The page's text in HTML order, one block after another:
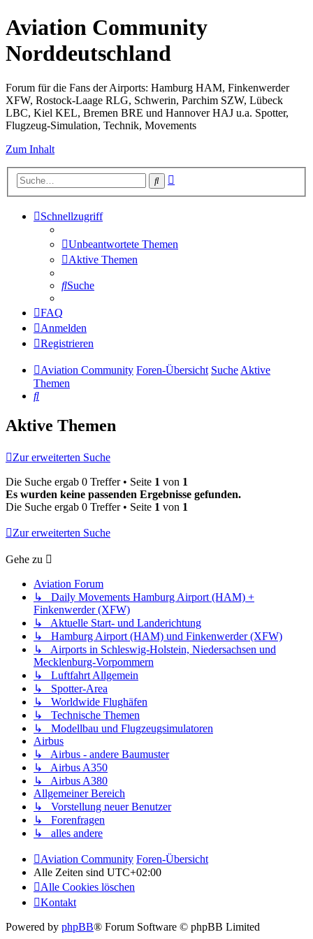
Aviation Community
Norddeutschland
Forum für die Fans der Airports: Hamburg HAM, Finkenwerder
XFW, Rostock-Laage RLG, Schwerin, Parchim SZW, Lübeck
LBC, Kiel KEL, Bremen BRE und Hannover HAJ u.a. Spotter,
Flugzeug-Simulation, Technik, Movements
Zum Inhalt
Suche
Schnellzugriff
Unbeantwortete Themen
Aktive Themen
Suche
FAQ
Anmelden
Registrieren
Aviation Community Foren-Übersicht SucheAktive
Themen
Suche
Aktive Themen
Zur erweiterten Suche
Die Suche ergab 0 Treffer • Seite 1 von 1
Es wurden keine passenden Ergebnisse gefunden.
Die Suche ergab 0 Treffer • Seite 1 von 1
Zur erweiterten Suche
Gehe zu
Aviation Forum
↳ Daily Movements Hamburg Airport (HAM) +
Finkenwerder (XFW)
↳ Aktuelle Start- und Landerichtung
↳ Hamburg Airport (HAM) und Finkenwerder (XFW)
↳ Airports in Schleswig-Holstein, Niedersachsen und
Mecklenburg-Vorpommern
↳ Luftfahrt Allgemein
↳ Spotter-Area
↳ Worldwide Flughäfen
↳ Technische Themen
↳ Modellbau und Flugzeugsimulatoren
Airbus
↳ Airbus - andere Baumuster
↳ Airbus A350
↳ Airbus A380
Allgemeiner Bereich
↳ Vorstellung neuer Benutzer
↳ Forenfragen
↳ alles andere
Aviation Community Foren-Übersicht
Alle Zeiten sind UTC+02:00
Alle Cookies löschen
Kontakt
Powered by phpBB® Forum Software © phpBB Limited